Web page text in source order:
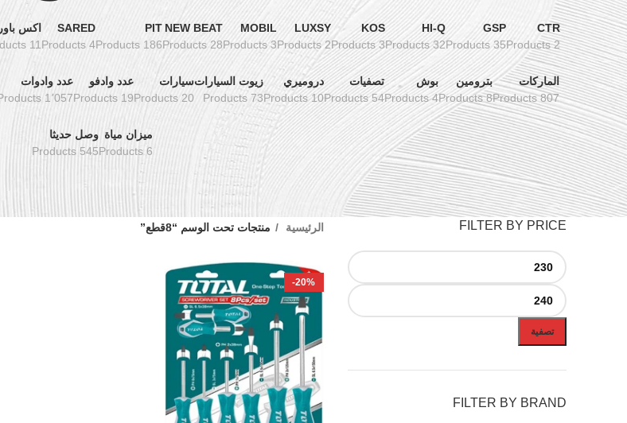
CTR
2 Products
GSP
35 Products
HI-Q
32 Products
KOS
3 Products
LUXSY
2 Products
MOBIL
3 Products
NEW BEAT
28 Products
PIT
186 Products
SARED
4 Products
اكس باور
11 Products
الماركات
807 Products
بترومين
8 Products
بوش
4 Products
تصفيات
54 Products
دروميري
10 Products
زيوت السيارات
73 Products
سيارات
20 Products
عدد وادفو
19 Products
عدد وادوات
1٬057 Products
ميزان مياة
6 Products
وصل حديثا
545 Products
FILTER BY PRICE
تصفية
FILTER BY BRAND
الرئيسية منتجات تحت الوسم “8قطع”
-20%